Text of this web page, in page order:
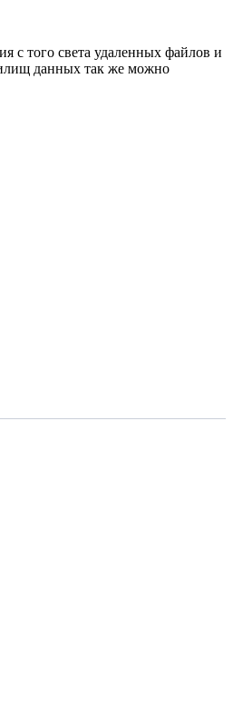
с того света удаленных файлов и
данных так же можно